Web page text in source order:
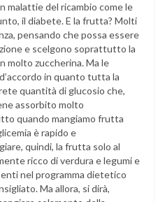
malattie del ricambio come le
il diabete. E la frutta? Molti
pensando che possa essere
e scelgono soprattutto la
molto zuccherina. Ma le
in quanto tutta la
quantità di glucosio che,
assorbito molto
quando mangiamo frutta
è rapido e
quindi, la frutta solo al
ricco di verdura e legumi e
nel programma dietetico
Ma allora, si dirà,